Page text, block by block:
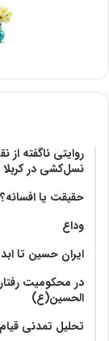
روایتی ناگفته
نسل‌کشی در کربلا
حقیقت یا
وداع
ایران حسین تا
در محکومیت
الحسین(ع)
تحلیل تمدنی